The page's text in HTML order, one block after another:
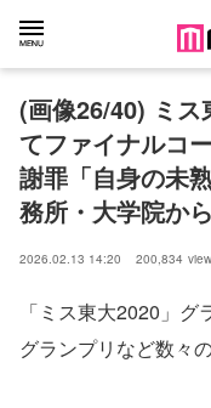
(画像26/40) ミス
てファイナルコ
謝罪「自身の未
務所・大学院か
2026.02.13 14:20 200,834
「ミス東大2020」グ
グランプリなど数々